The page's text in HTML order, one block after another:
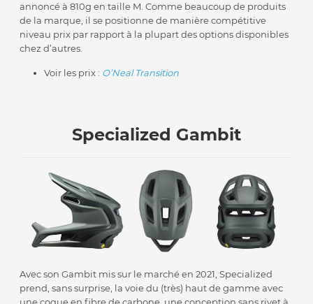
annoncé à 810g en taille M. Comme beaucoup de produits
de la marque, il se positionne de manière compétitive
niveau prix par rapport à la plupart des options disponibles
chez d’autres.
Voir les prix : O’Neal Transition
Specialized Gambit
Avec son Gambit mis sur le marché en 2021, Specialized
prend, sans surprise, la voie du (très) haut de gamme avec
une coque en fibre de carbone, une conception sans rivet à